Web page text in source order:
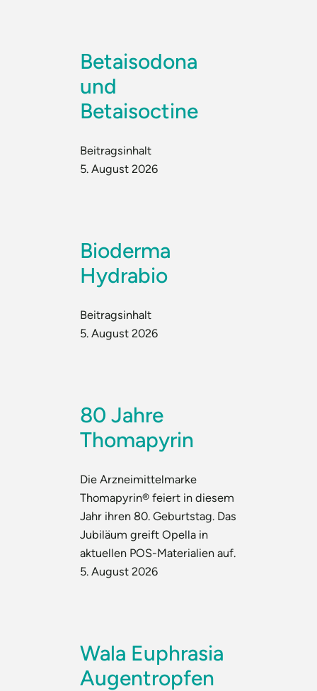
Betaisodona
und
Betaisoctine
Beitragsinhalt
5. August 2026
Bioderma
Hydrabio
Beitragsinhalt
5. August 2026
80 Jahre
Thomapyrin
Die Arzneimittelmarke
Thomapyrin® feiert in diesem
Jahr ihren 80. Geburtstag. Das
Jubiläum greift Opella in
aktuellen POS-Materialien auf.
5. August 2026
Wala Euphrasia
Augentropfen